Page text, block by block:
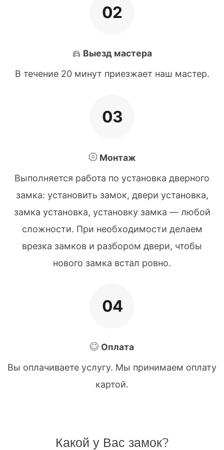
02
Выезд мастера
В течение 20 минут приезжает наш мастер.
03
Монтаж
Выполняется работа по установка дверного
замка: установить замок, двери установка,
замка установка, установку замка — любой
сложности. При необходимости делаем
врезка замков и разбором двери, чтобы
нового замка встал ровно.
04
Оплата
Вы оплачиваете услугу. Мы принимаем оплату
картой.
Какой у Вас замок?